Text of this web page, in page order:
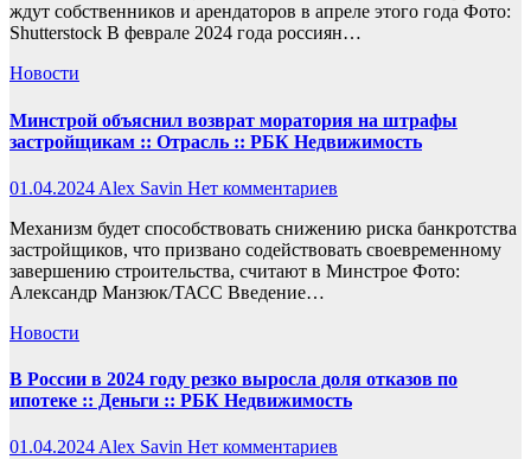
ждут собственников и арендаторов в апреле этого года Фото:
Shutterstock В феврале 2024 года россиян…
Новости
Минстрой объяснил возврат моратория на штрафы
застройщикам :: Отрасль :: РБК Недвижимость
01.04.2024 Alex Savin Нет комментариев
Механизм будет способствовать снижению риска банкротства
застройщиков, что призвано содействовать своевременному
завершению строительства, считают в Минстрое Фото:
Александр Манзюк/ТАСС Введение…
Новости
В России в 2024 году резко выросла доля отказов по
ипотеке :: Деньги :: РБК Недвижимость
01.04.2024Alex Savin Нет комментариев